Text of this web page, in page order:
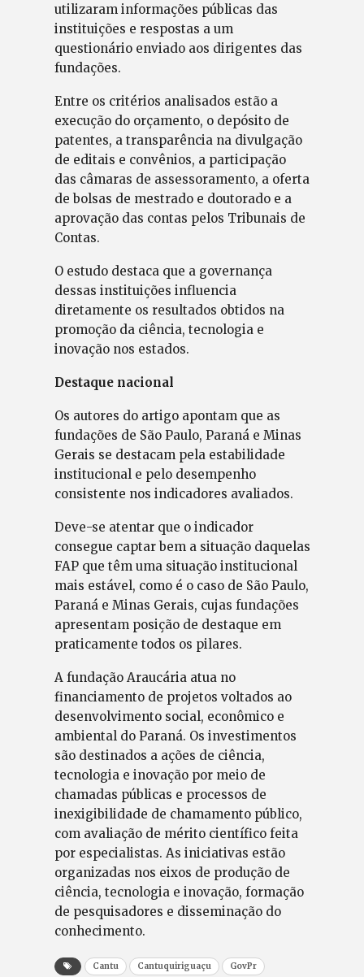
utilizaram informações públicas das
instituições e respostas a um
questionário enviado aos dirigentes das
fundações.
Entre os critérios analisados estão a
execução do orçamento, o depósito de
patentes, a transparência na divulgação
de editais e convênios, a participação
das câmaras de assessoramento, a oferta
de bolsas de mestrado e doutorado e a
aprovação das contas pelos Tribunais de
Contas.
O estudo destaca que a governança
dessas instituições influencia
diretamente os resultados obtidos na
promoção da ciência, tecnologia e
inovação nos estados.
Destaque nacional
Os autores do artigo apontam que as
fundações de São Paulo, Paraná e Minas
Gerais se destacam pela estabilidade
institucional e pelo desempenho
consistente nos indicadores avaliados.
Deve-se atentar que o indicador
consegue captar bem a situação daquelas
FAP que têm uma situação institucional
mais estável, como é o caso de São Paulo,
Paraná e Minas Gerais, cujas fundações
apresentam posição de destaque em
praticamente todos os pilares.
A fundação Araucária atua no
financiamento de projetos voltados ao
desenvolvimento social, econômico e
ambiental do Paraná. Os investimentos
são destinados a ações de ciência,
tecnologia e inovação por meio de
chamadas públicas e processos de
inexigibilidade de chamamento público,
com avaliação de mérito científico feita
por especialistas. As iniciativas estão
organizadas nos eixos de produção de
ciência, tecnologia e inovação, formação
de pesquisadores e disseminação do
conhecimento.
Cantu Cantuquiriguaçu
GovPr